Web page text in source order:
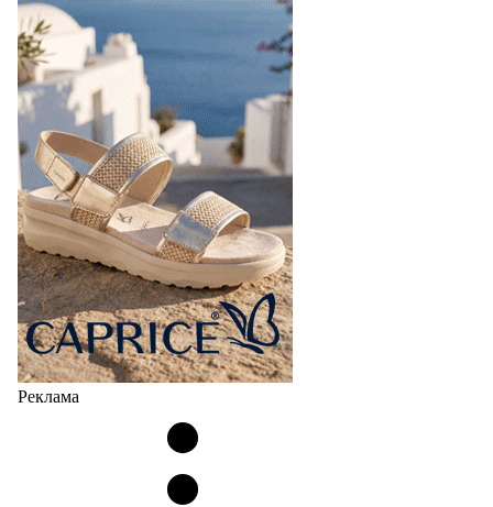
Реклама